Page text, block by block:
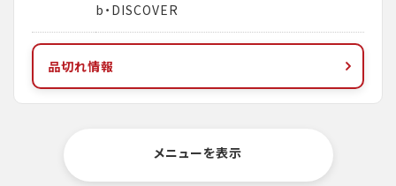
b・DISCOVER
品切れ情報
メニューを表示